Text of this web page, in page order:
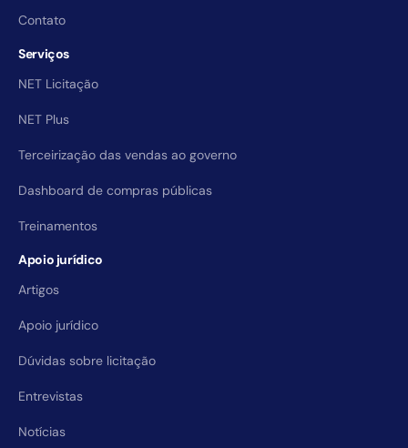
Contato
Serviços
NET Licitação
NET Plus
Terceirização das vendas ao governo
Dashboard de compras públicas
Treinamentos
Apoio jurídico
Artigos
Apoio jurídico
Dúvidas sobre licitação
Entrevistas
Notícias